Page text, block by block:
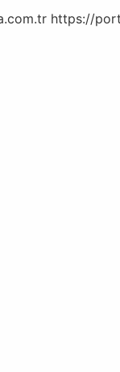
https://